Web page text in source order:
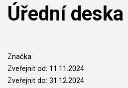
Úřední deska
Značka:
Zveřejnit od: 11.11.2024
Zveřejnit do: 31.12.2024